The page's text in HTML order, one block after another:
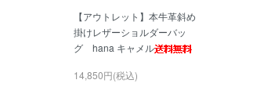
【アウトレット】本牛革斜め
掛けレザーショルダーバッ
グ hana キャメル
14,850円(税込)